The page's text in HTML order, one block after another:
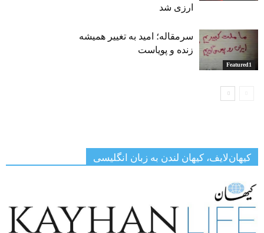
ارزی شد
Featured1
سرمقاله؛ امید به تغییر همیشه
زنده و پویاست
کیهان‌لایف، کیهان لندن به زبان انگلیسی